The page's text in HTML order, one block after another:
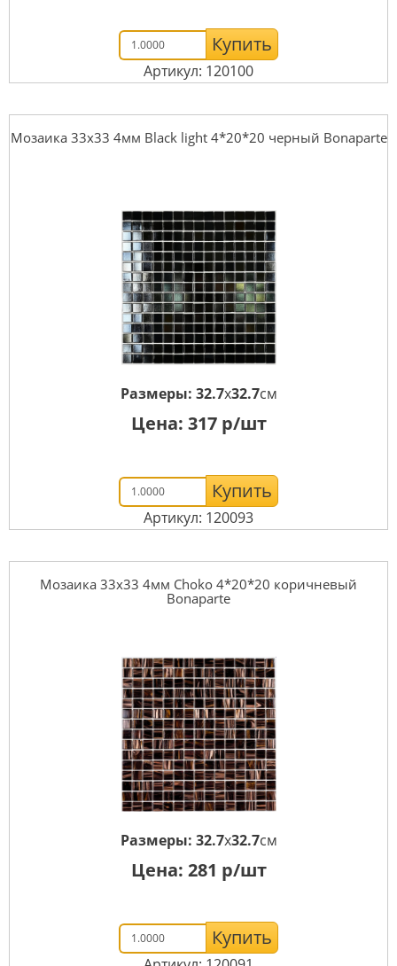
Купить
Артикул: 120100
Мозаика 33x33 4мм Black light 4*20*20 черный Bonaparte
Размеры: 32.7x32.7см
Цена: 317р/шт
Купить
Артикул: 120093
Мозаика 33x33 4мм Choko 4*20*20 коричневый
Bonaparte
Размеры: 32.7x32.7см
Цена: 281 р/шт
Купить